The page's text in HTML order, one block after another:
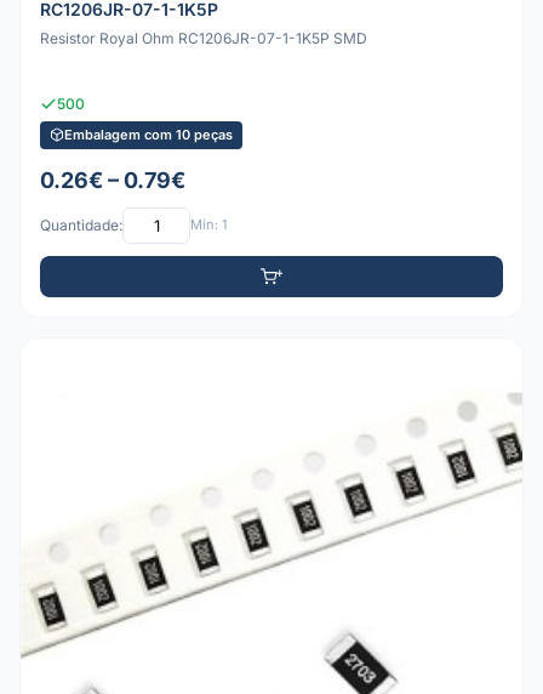
RC1206JR-07-1-1K5P
Resistor Royal Ohm RC1206JR-07-1-1K5P SMD
500
Embalagem com 10 peças
0.26€ – 0.79€
Quantidade: Mín: 1